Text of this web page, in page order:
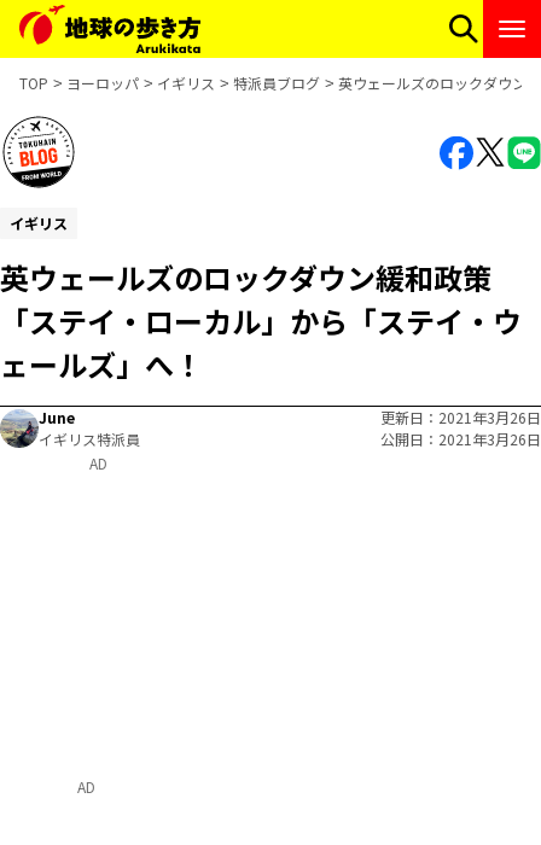
TOP ヨーロッパ イギリス 特派員ブログ 英ウェールズのロックダウン
イギリス
英ウェールズのロックダウン緩和政策
「ステイ・ローカル」から「ステイ・ウ
ェールズ」へ！
June
イギリス特派員
更新日
2021年3月26日
公開日
2021年3月26日
AD
AD